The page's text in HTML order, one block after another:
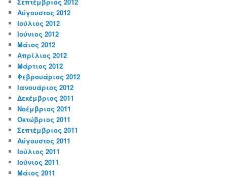
Αύγουστος 2012
Ιούλιος 2012
Ιούνιος 2012
Μάιος 2012
Απρίλιος 2012
Μάρτιος 2012
Φεβρουάριος 2012
Ιανουάριος 2012
Δεκέμβριος 2011
Νοέμβριος 2011
Οκτώβριος 2011
Σεπτέμβριος 2011
Αύγουστος 2011
Ιούλιος 2011
Ιούνιος 2011
Μάιος 2011